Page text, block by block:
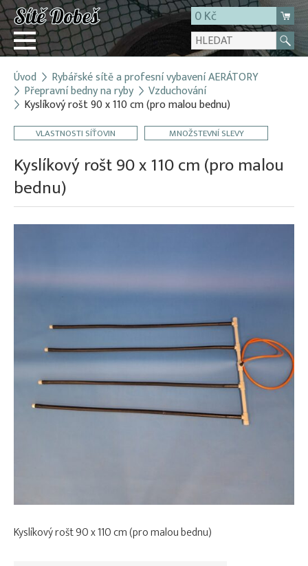
0 Kč
Přihlásit
Registrace
E-shop
O firmě
Kontakt
Úvod Rybářské sítě a profesní vybavení AERÁTORY
Přepravní bedny na ryby Vzduchování
Kyslíkový rošt 90 x 110 cm (pro malou bednu)
VLASTNOSTI SÍŤOVIN MNOŽSTEVNÍ SLEVY
Kyslíkový rošt 90 x 110 cm (pro malou
bednu)
Kyslíkový rošt 90 x 110 cm (pro malou bednu)